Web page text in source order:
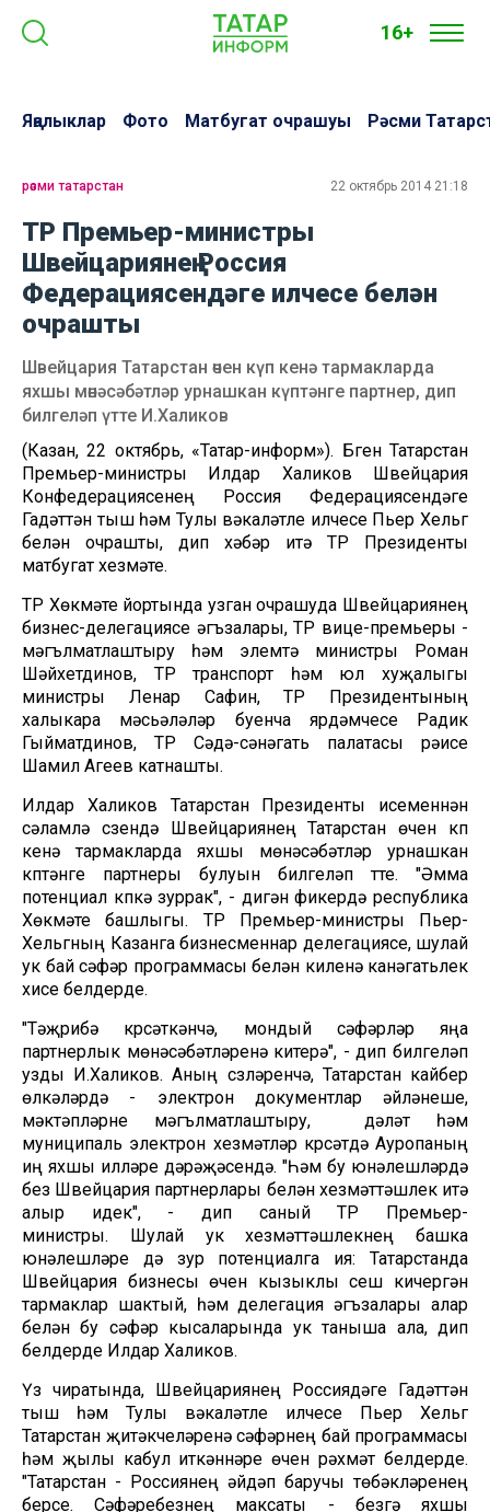
16+
Яңалыклар Фото Матбугат очрашуы Рәсми
рәсми татарстан 22 октябрь 2014 21:18
ТР Премьер-министры
Швейцариянең Россия
Федерациясендәге илчесе белән
очрашты
Швейцария Татарстан өчен күп кенә тармакларда
яхшы мөнәсәбәтләр урнашкан күптәнге партнер, дип
билгеләп үтте И.Халиков
(Казан, 22 октябрь, «Татар-информ»). Бүген Татарстан
Премьер-министры Илдар Халиков Швейцария
Конфедерациясенең Россия Федерациясендәге
Гадәттән тыш һәм Тулы вәкаләтле илчесе Пьер Хельг
белән очрашты, дип хәбәр итә ТР Президенты
матбугат хезмәте.
ТР Хөкүмәте йортында узган очрашуда Швейцариянең
бизнес-делегациясе әгъзалары, ТР вице-премьеры -
мәгълүматлаштыру һәм элемтә министры Роман
Шәйхетдинов, ТР транспорт һәм юл хуҗалыгы
министры Ленар Сафин, ТР Президентының
халыкара мәсьәләләр буенча ярдәмчесе Радик
Гыйматдинов, ТР Сәүдә-сәнәгать палатасы рәисе
Шамил Агеев катнашты.
Илдар Халиков Татарстан Президенты исеменнән
сәламләү сүзендә Швейцариянең Татарстан өчен күп
кенә тармакларда яхшы мөнәсәбәтләр урнашкан
күптәнге партнеры булуын билгеләп үтте. "Әмма
потенциал күпкә зуррак", - дигән фикердә республика
Хөкүмәте башлыгы. ТР Премьер-министры Пьер-
Хельгның Казанга бизнесменнар делегациясе, шулай
ук бай сәфәр программасы белән килүенә канәгатьлек
хисе белдерде.
"Тәҗрибә күрсәткәнчә, мондый сәфәрләр яңа
партнерлык мөнәсәбәтләренә китерә", - дип билгеләп
узды И.Халиков. Аның сүзләренчә, Татарстан кайбер
өлкәләрдә - электрон документлар әйләнеше,
мәктәпләрне мәгълүматлаштыру, дәүләт һәм
муниципаль электрон хезмәтләр күрсәтүдә Ауропаның
иң яхшы илләре дәрәҗәсендә. "Һәм бу юнәлешләрдә
без Швейцария партнерлары белән хезмәттәшлек итә
алыр идек", - дип саный ТР Премьер-
министры. Шулай ук хезмәттәшлекнең башка
юнәлешләре дә зур потенциалга ия: Татарстанда
Швейцария бизнесы өчен кызыклы үсеш кичергән
тармаклар шактый, һәм делегация әгъзалары алар
белән бу сәфәр кысаларында ук таныша ала, дип
белдерде Илдар Халиков.
Үз чиратында, Швейцариянең Россиядәге Гадәттән
тыш һәм Тулы вәкаләтле илчесе Пьер Хельг
Татарстан җитәкчеләренә сәфәрнең бай программасы
һәм җылы кабул иткәннәре өчен рәхмәт белдерде.
"Татарстан - Россиянең әйдәп баручы төбәкләренең
берсе. Сәфәребезнең максаты - безгә яхшы